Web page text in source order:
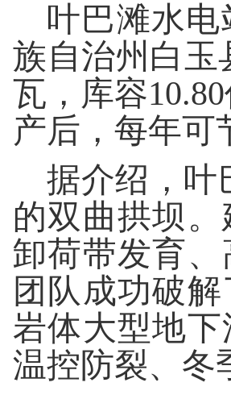
叶巴滩水
族自治州白玉
瓦，库容
产后，每年可
据介绍，叶
的双曲拱坝
卸荷带发育
团队成功破
岩体大型地
温控防裂、冬